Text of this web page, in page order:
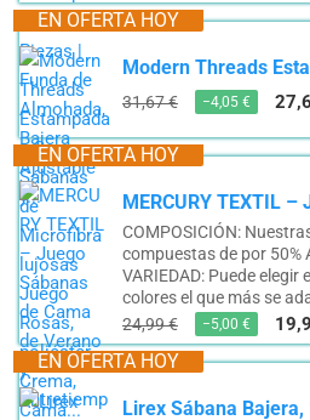
EN OFERTA HOY
31,67 € −4,05 €
EN OFERTA HOY
COMPOSICIÓN:
compuestas de por 50%
VARIEDAD: Puede
colores el que más se
24,99 €
−5,00 €
EN OFERTA HOY